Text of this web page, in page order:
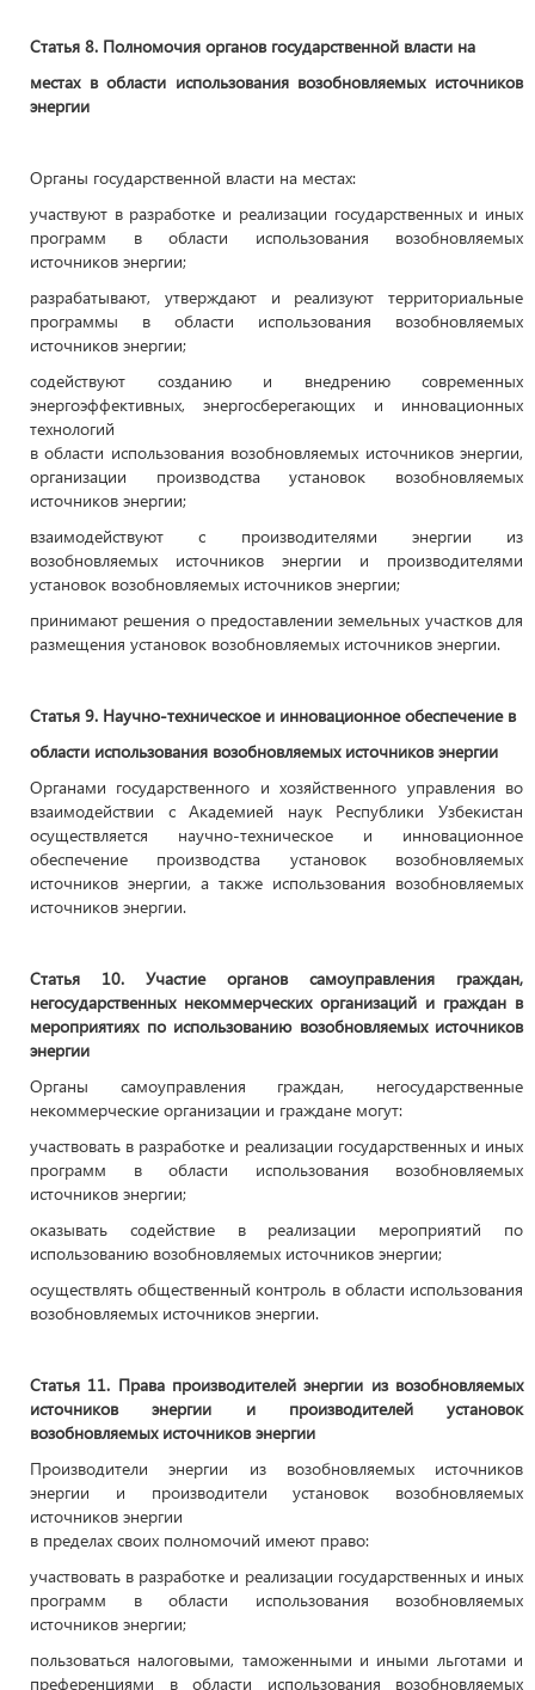
Статья 8. Полномочия органов государственной власти на
местах в области использования возобновляемых источников
энергии
Органы государственной власти на местах:
участвуют в разработке и реализации государственных и иных
программ в области использования возобновляемых
источников энергии;
разрабатывают, утверждают и реализуют территориальные
программы в области использования возобновляемых
источников энергии;
содействуют созданию и внедрению современных
энергоэффективных, энергосберегающих и инновационных
технологий
в области использования возобновляемых источников энергии,
организации производства установок возобновляемых
источников энергии;
взаимодействуют с производителями энергии из
возобновляемых источников энергии и производителями
установок возобновляемых источников энергии;
принимают решения о предоставлении земельных участков для
размещения установок возобновляемых источников энергии.
Статья 9. Научно-техническое и инновационное обеспечение в
области использования возобновляемых источников энергии
Органами государственного и хозяйственного управления во
взаимодействии с Академией наук Республики Узбекистан
осуществляется научно-техническое и инновационное
обеспечение производства установок возобновляемых
источников энергии, а также использования возобновляемых
источников энергии.
Статья 10. Участие органов самоуправления граждан,
негосударственных некоммерческих организаций и граждан в
мероприятиях по использованию возобновляемых источников
энергии
Органы самоуправления граждан, негосударственные
некоммерческие организации и граждане могут:
участвовать в разработке и реализации государственных и иных
программ в области использования возобновляемых
источников энергии;
оказывать содействие в реализации мероприятий по
использованию возобновляемых источников энергии;
осуществлять общественный контроль в области использования
возобновляемых источников энергии.
Статья 11. Права производителей энергии из возобновляемых
источников энергии и производителей установок
возобновляемых источников энергии
Производители энергии из возобновляемых источников
энергии и производители установок возобновляемых
источников энергии
в пределах своих полномочий имеют право:
участвовать в разработке и реализации государственных и иных
программ в области использования возобновляемых
источников энергии;
пользоваться налоговыми, таможенными и иными льготами и
преференциями в области использования возобновляемых